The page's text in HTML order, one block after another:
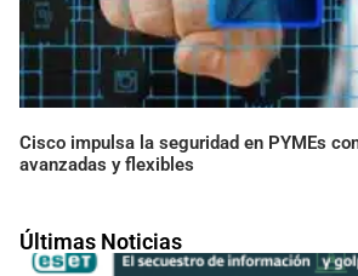
Últimas Noticias
Cisco impulsa la seguridad en PYMEs
avanzadas y flexibles